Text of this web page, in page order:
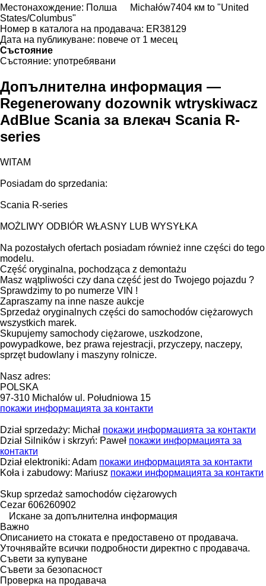
Местонахождение: Полша Michałów7404 км to "United
States/Columbus"
Номер в каталога на продавача: ER38129
Дата на публикуване: повече от 1 месец
Състояние
Състояние: употребявани
Допълнителна информация —
Regenerowany dozownik wtryskiwacz
AdBlue Scania за влекач Scania R-
series
WITAM
Posiadam do sprzedania:
Scania R-series
MOŻLIWY ODBIÓR WŁASNY LUB WYSYŁKA
Na pozostałych ofertach posiadam również inne części do tego
modelu.
Część oryginalna, pochodząca z demontażu
Masz wątpliwości czy dana część jest do Twojego pojazdu ?
Sprawdzimy to po numerze VIN !
Zapraszamy na inne nasze aukcje
Sprzedaż oryginalnych części do samochodów ciężarowych
wszystkich marek.
Skupujemy samochody ciężarowe, uszkodzone,
powypadkowe, bez prawa rejestracji, przyczepy, naczepy,
sprzęt budowlany i maszyny rolnicze.
Nasz adres:
POLSKA
97-310 Michalów ul. Południowa 15
покажи информацията за контакти
Dział sprzedaży: Michał покажи информацията за контакти
Dział Silników i skrzyń: Paweł покажи информацията за
контакти
Dział elektroniki: Adam покажи информацията за контакти
Koła i zabudowy: Mariusz покажи информацията за контакти
Skup sprzedaż samochodów ciężarowych
Cezar 606260902
Искане за допълнителна информация
Важно
Описанието на стоката е предоставено от продавача.
Уточнявайте всички подробности директно с продавача.
Съвети за купуване
Съвети за безопасност
Проверка на продавача